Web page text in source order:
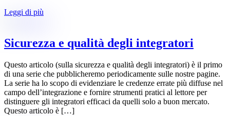
Leggi di più
Sicurezza e qualità degli integratori
Questo articolo (sulla sicurezza e qualità degli integratori) è il primo
di una serie che pubblicheremo periodicamente sulle nostre pagine.
La serie ha lo scopo di evidenziare le credenze errate più diffuse nel
campo dell’integrazione e fornire strumenti pratici al lettore per
distinguere gli integratori efficaci da quelli solo a buon mercato.
Questo articolo è […]